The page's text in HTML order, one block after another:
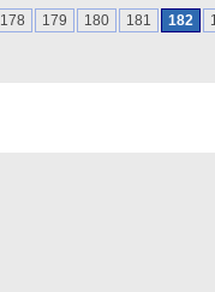
家的需求，宁波某某
178 179 180 181 182